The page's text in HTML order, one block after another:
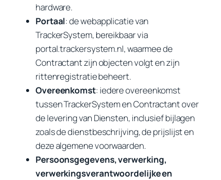
hardware.
Portaal: de webapplicatie van
TrackerSystem, bereikbaar via
portal.trackersystem.nl, waarmee de
Contractant zijn objecten volgt en zijn
rittenregistratie beheert.
Overeenkomst: iedere overeenkomst
tussen TrackerSystem en Contractant over
de levering van Diensten, inclusief bijlagen
zoals de dienstbeschrijving, de prijslijst en
deze algemene voorwaarden.
Persoonsgegevens, verwerking,
verwerkingsverantwoordelijke en